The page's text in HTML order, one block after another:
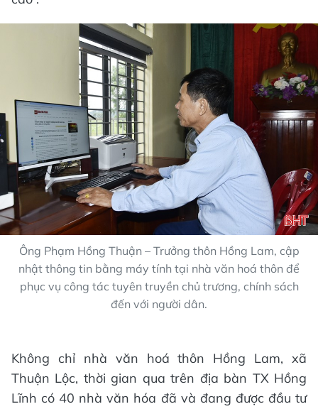
Ông Phạm Hồng Thuận – Trưởng thôn Hồng Lam, cập
nhật thông tin bằng máy tính tại nhà văn hoá thôn để
phục vụ công tác tuyên truyền chủ trương, chính sách
đến với người dân.
Không chỉ nhà văn hoá thôn Hồng Lam, xã
Thuận Lộc, thời gian qua trên địa bàn TX Hồng
Lĩnh có 40 nhà văn hóa đã và đang được đầu tư